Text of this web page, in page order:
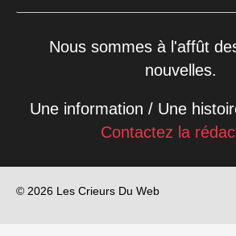
Nous sommes à l'affût
nouvelles.
Une information / Une
Contactez la
© 2026 Les Crieurs Du Web